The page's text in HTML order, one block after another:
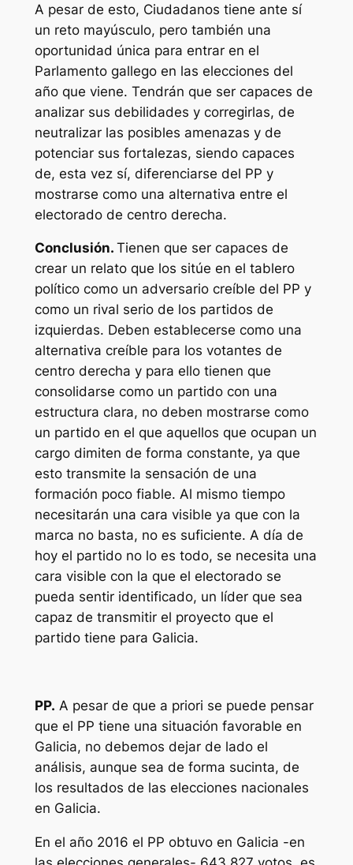
A pesar de esto, Ciudadanos tiene ante sí
un reto mayúsculo, pero también una
oportunidad única para entrar en el
Parlamento gallego en las elecciones del
año que viene. Tendrán que ser capaces de
analizar sus debilidades y corregirlas, de
neutralizar las posibles amenazas y de
potenciar sus fortalezas, siendo capaces
de, esta vez sí, diferenciarse del PP y
mostrarse como una alternativa entre el
electorado de centro derecha.
Conclusión. Tienen que ser capaces de
crear un relato que los sitúe en el tablero
político como un adversario creíble del PP y
como un rival serio de los partidos de
izquierdas. Deben establecerse como una
alternativa creíble para los votantes de
centro derecha y para ello tienen que
consolidarse como un partido con una
estructura clara, no deben mostrarse como
un partido en el que aquellos que ocupan un
cargo dimiten de forma constante, ya que
esto transmite la sensación de una
formación poco fiable. Al mismo tiempo
necesitarán una cara visible ya que con la
marca no basta, no es suficiente. A día de
hoy el partido no lo es todo, se necesita una
cara visible con la que el electorado se
pueda sentir identificado, un líder que sea
capaz de transmitir el proyecto que el
partido tiene para Galicia.
PP. A pesar de que a priori se puede pensar
que el PP tiene una situación favorable en
Galicia, no debemos dejar de lado el
análisis, aunque sea de forma sucinta, de
los resultados de las elecciones nacionales
en Galicia.
En el año 2016 el PP obtuvo en Galicia -en